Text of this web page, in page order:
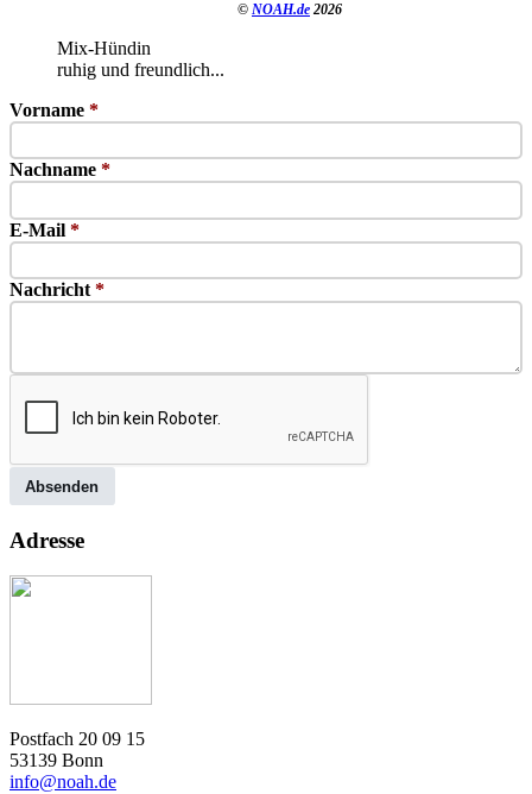
© NOAH.de 2026
Mix-Hündin
ruhig und freundlich...
Vorname *
Nachname *
E-Mail *
Nachricht *
Absenden
Adresse
Postfach 20 09 15
53139 Bonn
info@noah.de